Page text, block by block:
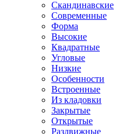
Скандинавские
Современные
Форма
Высокие
Квадратные
Угловые
Низкие
Особенности
Встроенные
Из кладовки
Закрытые
Открытые
Раздвижные